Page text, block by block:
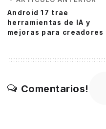
Android 17 trae
herramientas de IA y
mejoras para creadores
Comentarios!